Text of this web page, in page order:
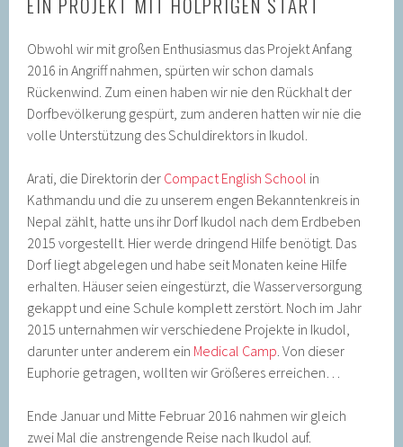
Obwohl wir mit großen Enthusiasmus das Projekt Anfang
2016 in Angriff nahmen, spürten wir schon damals
Rückenwind. Zum einen haben wir nie den Rückhalt der
Dorfbevölkerung gespürt, zum anderen hatten wir nie die
volle Unterstützung des Schuldirektors in Ikudol.
Arati, die Direktorin der Compact English School in
Kathmandu und die zu unserem engen Bekanntenkreis in
Nepal zählt, hatte uns ihr Dorf Ikudol nach dem Erdbeben
2015 vorgestellt. Hier werde dringend Hilfe benötigt. Das
Dorf liegt abgelegen und habe seit Monaten keine Hilfe
erhalten. Häuser seien eingestürzt, die Wasserversorgung
gekappt und eine Schule komplett zerstört. Noch im Jahr
2015 unternahmen wir verschiedene Projekte in Ikudol,
darunter unter anderem ein Medical Camp . Von dieser
Euphorie getragen, wollten wir Größeres erreichen…
Ende Januar und Mitte Februar 2016 nahmen wir gleich
zwei Mal die anstrengende Reise nach Ikudol auf.